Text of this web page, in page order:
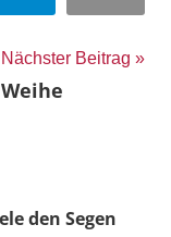
Nächster Beitrag
Weihe
den Segen